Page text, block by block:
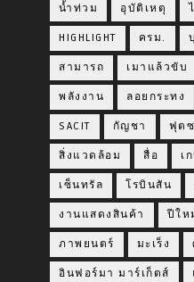
น้ำท่วม อุบัติเหตุ
HIGHLIGHT ครม.
สามารถ เมาแล้วขับ
พลังงาน ลอยกระทง
SACIT กัญชา ฟุต
สิ่งแวดล้อม สื่อ เ
เซ็นทรัล โรบินสัน
งานแสดงสินค้า ปีให
ภาพยนตร์ มะเร็ง
อินฟอร์มา มาร์เก็ตส์